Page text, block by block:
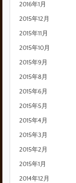
2016年1月
2015年12月
2015年11月
2015年10月
2015年9月
2015年8月
2015年6月
2015年5月
2015年4月
2015年3月
2015年2月
2015年1月
2014年12月